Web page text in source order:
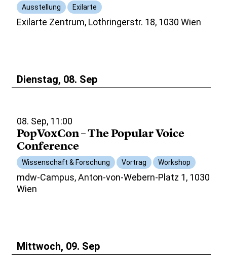
Ausstellung Exilarte
Exilarte Zentrum, Lothringerstr. 18, 1030 Wien
Dienstag, 08. Sep
08. Sep, 11:00
PopVoxCon – The Popular Voice
Conference
Wissenschaft & Forschung Vortrag Workshop
mdw-Campus, Anton-von-Webern-Platz 1, 1030
Wien
Mittwoch, 09. Sep